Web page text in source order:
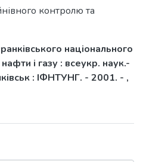
контролю та
національного
і газу : всеукр. наук.-
: ІФНТУНГ. - 2001. - ,